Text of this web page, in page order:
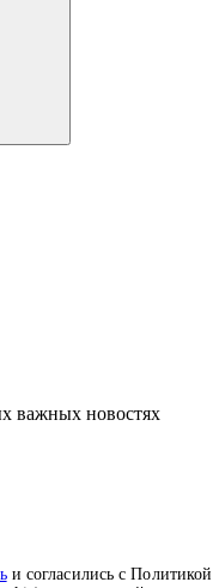
и согласились с Политикой
важных новостях